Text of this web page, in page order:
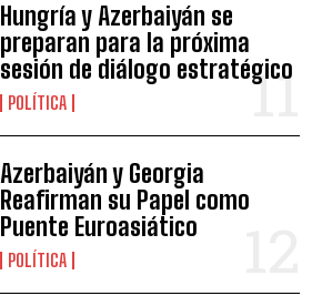
Hungría y Azerbaiyán se
preparan para la próxima
sesión de diálogo estratégico
POLÍTICA
Azerbaiyán y Georgia
Reafirman su Papel como
Puente Euroasiático
POLÍTICA